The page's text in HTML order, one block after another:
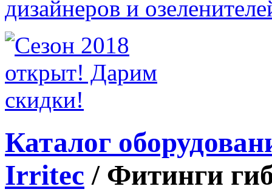
Каталог
Irritec / Фитинги